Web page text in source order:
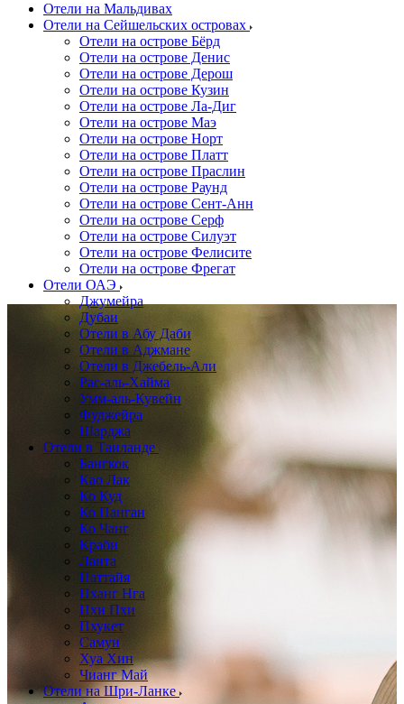
Отели на Мальдивах
Отели на Сейшельских островах
Отели на острове Бёрд
Отели на острове Денис
Отели на острове Дерош
Отели на острове Кузин
Отели на острове Ла-Диг
Отели на острове Маэ
Отели на острове Норт
Отели на острове Платт
Отели на острове Праслин
Отели на острове Раунд
Отели на острове Сент-Анн
Отели на острове Серф
Отели на острове Силуэт
Отели на острове Фелисите
Отели на острове Фрегат
Отели ОАЭ
Джумейра
Дубаи
Отели в Абу Даби
Отели в Аджмане
Отели в Джебель-Али
Рас-аль-Хайма
Умм-аль-Кувейн
Фуджейра
Шарджа
Отели в Таиланде
Бангкок
Као Лак
Ко Куд
Ко Панган
Ко Чанг
Краби
Ланта
Паттайя
Пханг Нга
Пхи Пхи
Пхукет
Самуи
Хуа Хин
Чианг Май
Отели на Шри-Ланке